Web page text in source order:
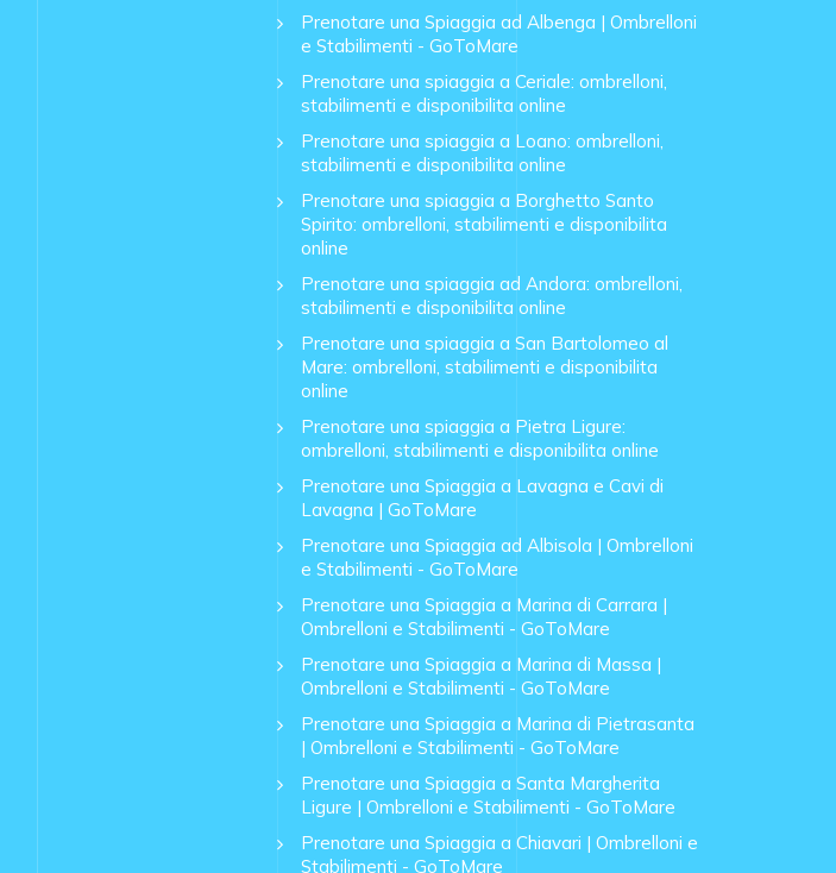
Prenotare una Spiaggia ad Albenga | Ombrelloni
e Stabilimenti - GoToMare
Prenotare una spiaggia a Ceriale: ombrelloni,
stabilimenti e disponibilita online
Prenotare una spiaggia a Loano: ombrelloni,
stabilimenti e disponibilita online
Prenotare una spiaggia a Borghetto Santo
Spirito: ombrelloni, stabilimenti e disponibilita
online
Prenotare una spiaggia ad Andora: ombrelloni,
stabilimenti e disponibilita online
Prenotare una spiaggia a San Bartolomeo al
Mare: ombrelloni, stabilimenti e disponibilita
online
Prenotare una spiaggia a Pietra Ligure:
ombrelloni, stabilimenti e disponibilita online
Prenotare una Spiaggia a Lavagna e Cavi di
Lavagna | GoToMare
Prenotare una Spiaggia ad Albisola | Ombrelloni
e Stabilimenti - GoToMare
Prenotare una Spiaggia a Marina di Carrara |
Ombrelloni e Stabilimenti - GoToMare
Prenotare una Spiaggia a Marina di Massa |
Ombrelloni e Stabilimenti - GoToMare
Prenotare una Spiaggia a Marina di Pietrasanta
| Ombrelloni e Stabilimenti - GoToMare
Prenotare una Spiaggia a Santa Margherita
Ligure | Ombrelloni e Stabilimenti - GoToMare
Prenotare una Spiaggia a Chiavari | Ombrelloni e
Stabilimenti - GoToMare